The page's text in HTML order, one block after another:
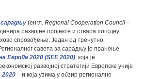
сарадњу(енгл. Regional Cooperation Council –
развојне пројекте и ствара погодну
спровођење. Један од тренутно
савета за сарадњу је праћење
Европа 2020 (SEE 2020), која је
развојној стратегији Европске уније
2020– и која узима у обзир регионалне